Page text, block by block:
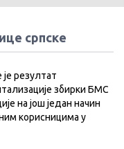
српске
резултат
збирки БМС
на још један начин
корисницима у